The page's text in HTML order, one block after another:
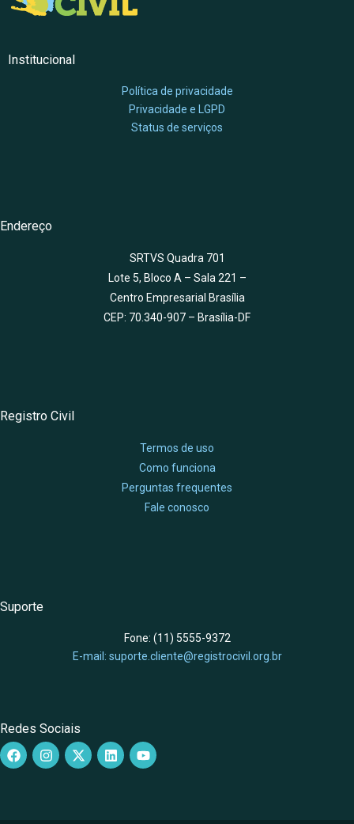
Institucional
Política de privacidade
Privacidade e LGPD
Status de serviços
Endereço
SRTVS Quadra 701
Lote 5, Bloco A – Sala 221 –
Centro Empresarial Brasília
CEP: 70.340-907 – Brasília-DF
Registro Civil
Termos de uso
Como funciona
Perguntas frequentes
Fale conosco
Suporte
Fone: (11) 5555-9372
E-mail: suporte.cliente@registrocivil.org.br
Redes Sociais
F
a
I
n
X
-
L
i
Y
o